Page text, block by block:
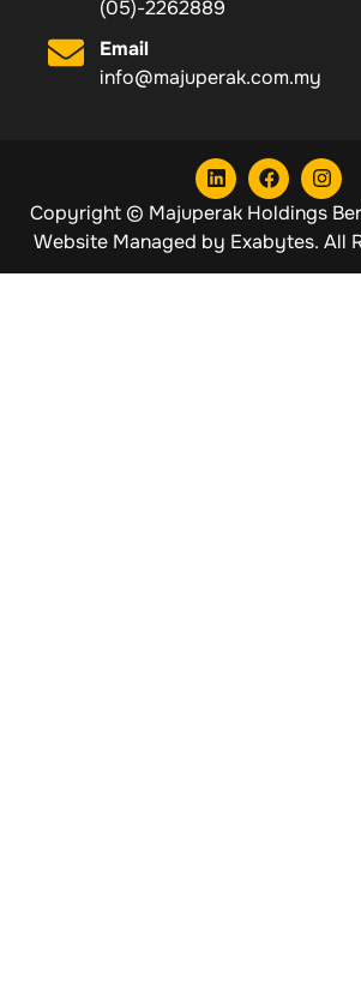
(05)-2262889
Email
info@majuperak.com.my
Copyright © Majuperak Holdings
Website Managed by Exabytes. All